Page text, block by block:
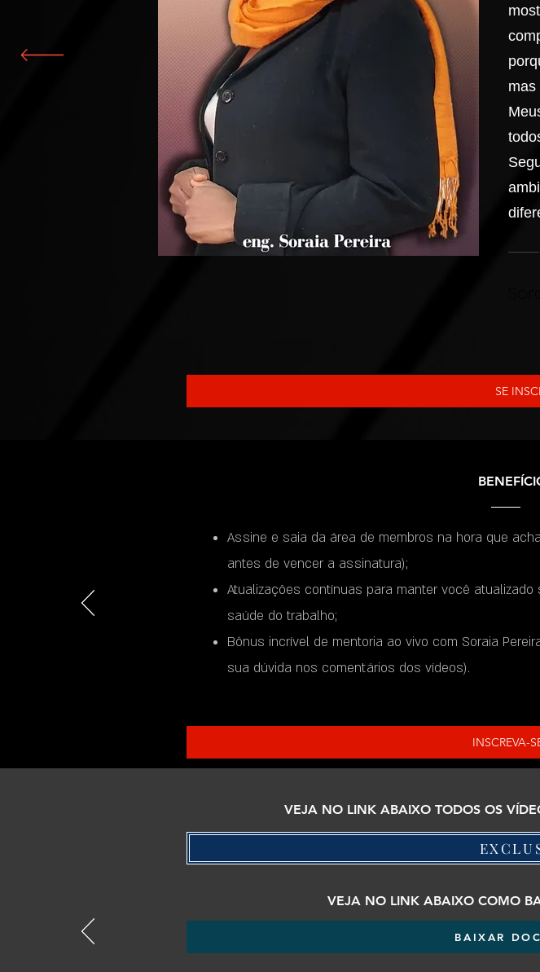
mas
SE
Assine e saia da área de membros na hora que
antes de vencer a assinatura);
Atualizações contínuas para manter você
saúde do trabalho;
Bônus incrível de mentoria ao vivo com Soraia
sua dúvida nos comentários dos vídeos).
INSCREVA-
VEJA NO LINK ABAIXO TODOS OS
VEJA NO LINK ABAIXO COMO
BAIXAR